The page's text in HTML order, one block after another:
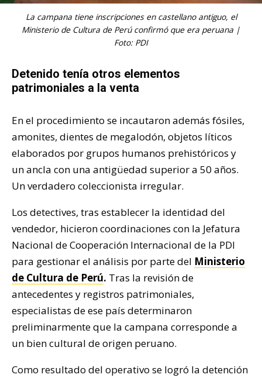
La campana tiene inscripciones en castellano antiguo, el
Ministerio de Cultura de Perú confirmó que era peruana |
Foto: PDI
Detenido tenía otros elementos
patrimoniales a la venta
En el procedimiento se incautaron además fósiles,
amonites, dientes de megalodón, objetos líticos
elaborados por grupos humanos prehistóricos y
un ancla con una antigüedad superior a 50 años.
Un verdadero coleccionista irregular.
Los detectives, tras establecer la identidad del
vendedor, hicieron coordinaciones con la Jefatura
Nacional de Cooperación Internacional de la PDI
para gestionar el análisis por parte del Ministerio
de Cultura de Perú. Tras la revisión de
antecedentes y registros patrimoniales,
especialistas de ese país determinaron
preliminarmente que la campana corresponde a
un bien cultural de origen peruano.
Como resultado del operativo se logró la detención